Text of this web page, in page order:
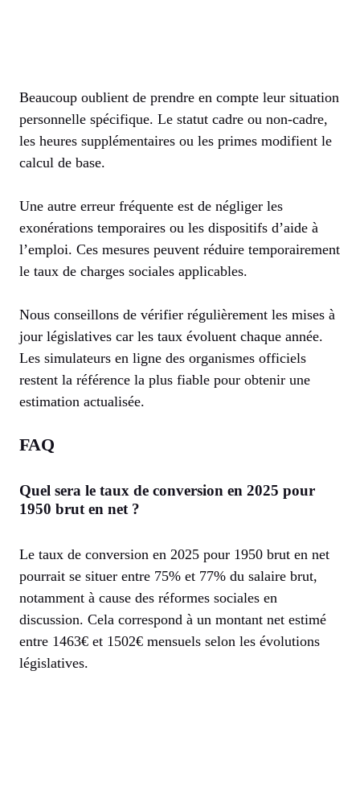
Beaucoup oublient de prendre en compte leur situation
personnelle spécifique. Le statut cadre ou non-cadre,
les heures supplémentaires ou les primes modifient le
calcul de base.
Une autre erreur fréquente est de négliger les
exonérations temporaires ou les dispositifs d’aide à
l’emploi. Ces mesures peuvent réduire temporairement
le taux de charges sociales applicables.
Nous conseillons de vérifier régulièrement les mises à
jour législatives car les taux évoluent chaque année.
Les simulateurs en ligne des organismes officiels
restent la référence la plus fiable pour obtenir une
estimation actualisée.
FAQ
Quel sera le taux de conversion en 2025 pour
1950 brut en net ?
Le taux de conversion en 2025 pour 1950 brut en net
pourrait se situer entre 75% et 77% du salaire brut,
notamment à cause des réformes sociales en
discussion. Cela correspond à un montant net estimé
entre 1463€ et 1502€ mensuels selon les évolutions
législatives.